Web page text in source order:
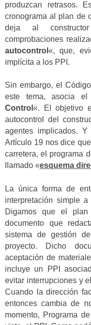
produzcan retrasos.
cronograma al plan de
deja al
comprobaciones
autocontrol «, que,
implícita a los PPI.
Sin embargo, el
este tema, asocia
Control «. El objetivo
autocontrol del
agentes implicados.
Artículo 19 nos dice
carretera, el programa
llamado «esquema
La única forma de
interpretación simple
Digamos que el
documento que
sistema de gestión
proyecto. Dicho
aceptación de
incluye un PPI
evitar interrupciones y
Cuando la dirección
entonces cambia de
momento, Programa